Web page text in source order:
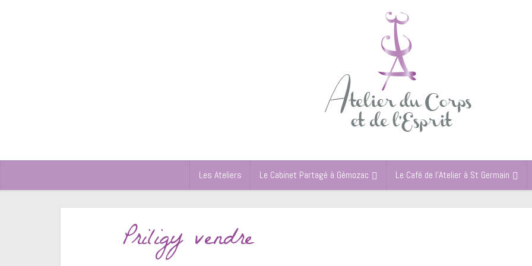
Les Ateliers Le Cabinet Partagé à Gémozac Le Café de l’Atelier à St Germain
Priligy vendre